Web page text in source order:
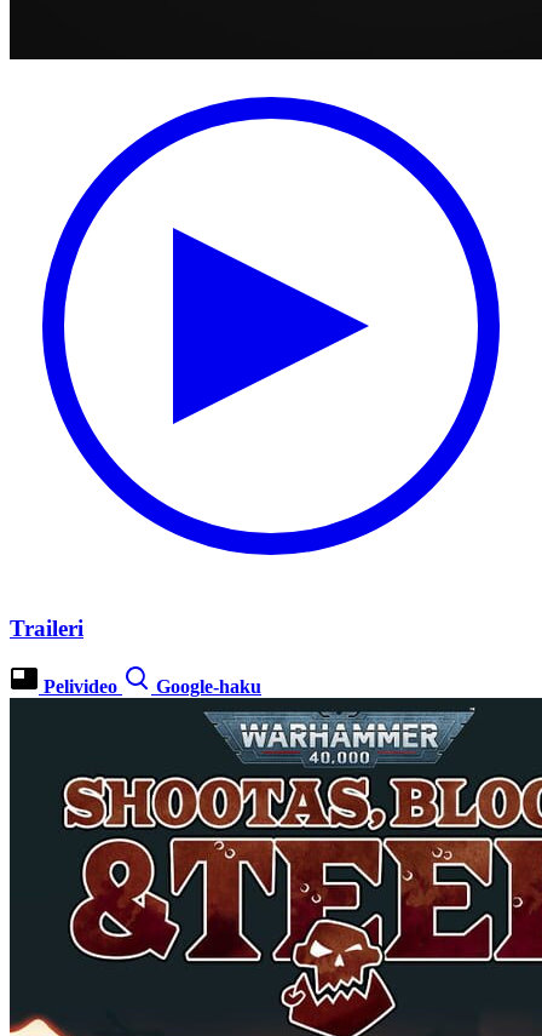
Traileri
Pelivideo Google-haku